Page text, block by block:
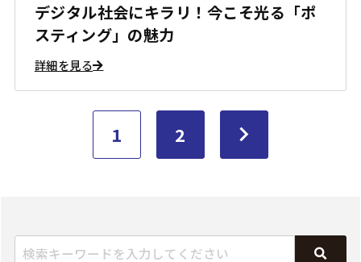
デジタル社会にキラリ！今こそ光る「ポ
スティング」の魅力
詳細を見る
1 2